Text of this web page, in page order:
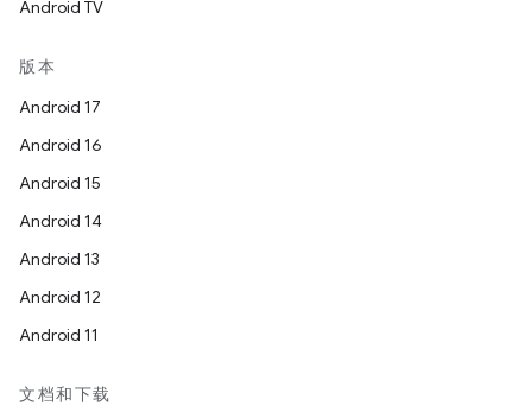
Android TV
版本
Android 17
Android 16
Android 15
Android 14
Android 13
Android 12
Android 11
文档和下载